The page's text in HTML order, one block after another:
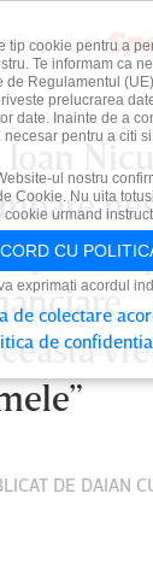
plătit o
DE DAIAN
tip cookie pentru a
Te informam ca
de Regulamentul
prelucrarea
date. Inainte de a
pentru a citi
ul nostru
Cookie. Nu uita
urmand
CU
exprimati acordul
de colectare
de